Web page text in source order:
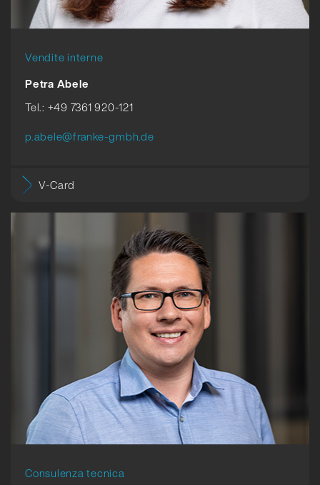
Vendite interne
Petra Abele
Tel.: +49 7361 920-121
p.abele@franke-gmbh.de
V-Card
Consulenza tecnica